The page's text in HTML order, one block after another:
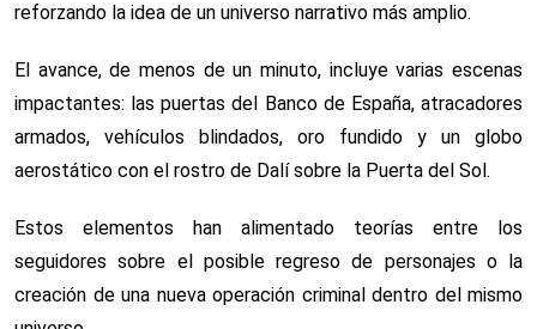
reforzando la idea de un universo narrativo más amplio.
El avance, de menos de un minuto, incluye varias escenas
impactantes: las puertas del Banco de España, atracadores
armados, vehículos blindados, oro fundido y un globo
aerostático con el rostro de Dalí sobre la Puerta del Sol.
Estos elementos han alimentado teorías entre los
seguidores sobre el posible regreso de personajes o la
creación de una nueva operación criminal dentro del mismo